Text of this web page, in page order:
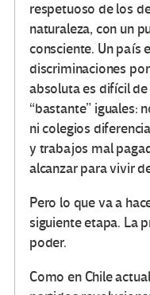
respetuoso de los
naturaleza, con un
consciente. Un país
discriminaciones
absoluta es difícil
“bastante” iguales:
ni colegios
y trabajos mal
alcanzar para vivir
Pero lo que va a
siguiente etapa. La
poder.
Como en Chile